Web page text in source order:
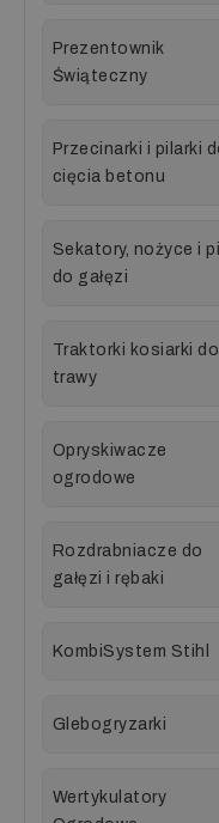
Prezentownik
Świąteczny
Przecinarki i pilarki
cięcia betonu
Sekatory, nożyce i
do gałęzi
Traktorki kosiarki do
trawy
Opryskiwacze
ogrodowe
Rozdrabniacze do
gałęzi i rębaki
KombiSystem Stihl
Glebogryzarki
Wertykulatory